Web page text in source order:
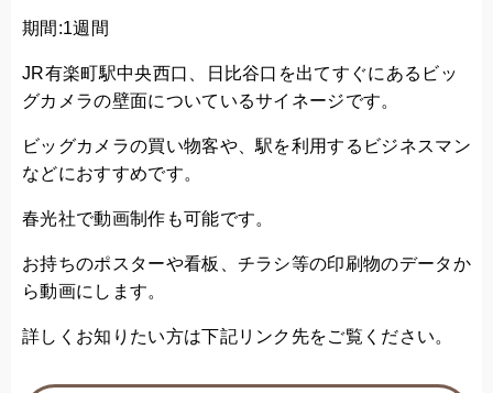
期間:1週間
JR有楽町駅中央西口、日比谷口を出てすぐにあるビッ
グカメラの壁面についているサイネージです。
ビッグカメラの買い物客や、駅を利用するビジネスマン
などにおすすめです。
春光社で動画制作も可能です。
お持ちのポスターや看板、チラシ等の印刷物のデータか
ら動画にします。
詳しくお知りたい方は下記リンク先をご覧ください。